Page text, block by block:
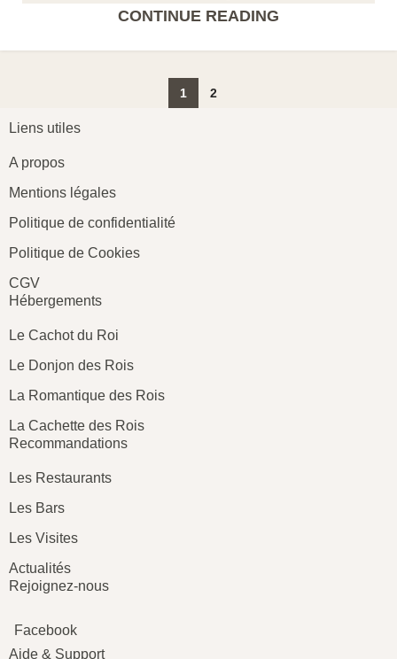
CONTINUE READING
1 2
Liens utiles
A propos
Mentions légales
Politique de confidentialité
Politique de Cookies
CGV
Hébergements
Le Cachot du Roi
Le Donjon des Rois
La Romantique des Rois
La Cachette des Rois
Recommandations
Les Restaurants
Les Bars
Les Visites
Actualités
Rejoignez-nous
Facebook
Aide & Support